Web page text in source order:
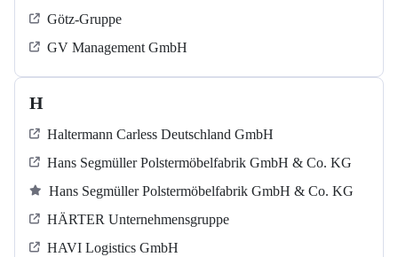
Götz-Gruppe
GV Management GmbH
H
Haltermann Carless Deutschland GmbH
Hans Segmüller Polstermöbelfabrik GmbH & Co. KG
Hans Segmüller Polstermöbelfabrik GmbH & Co. KG
HÄRTER Unternehmensgruppe
HAVI Logistics GmbH